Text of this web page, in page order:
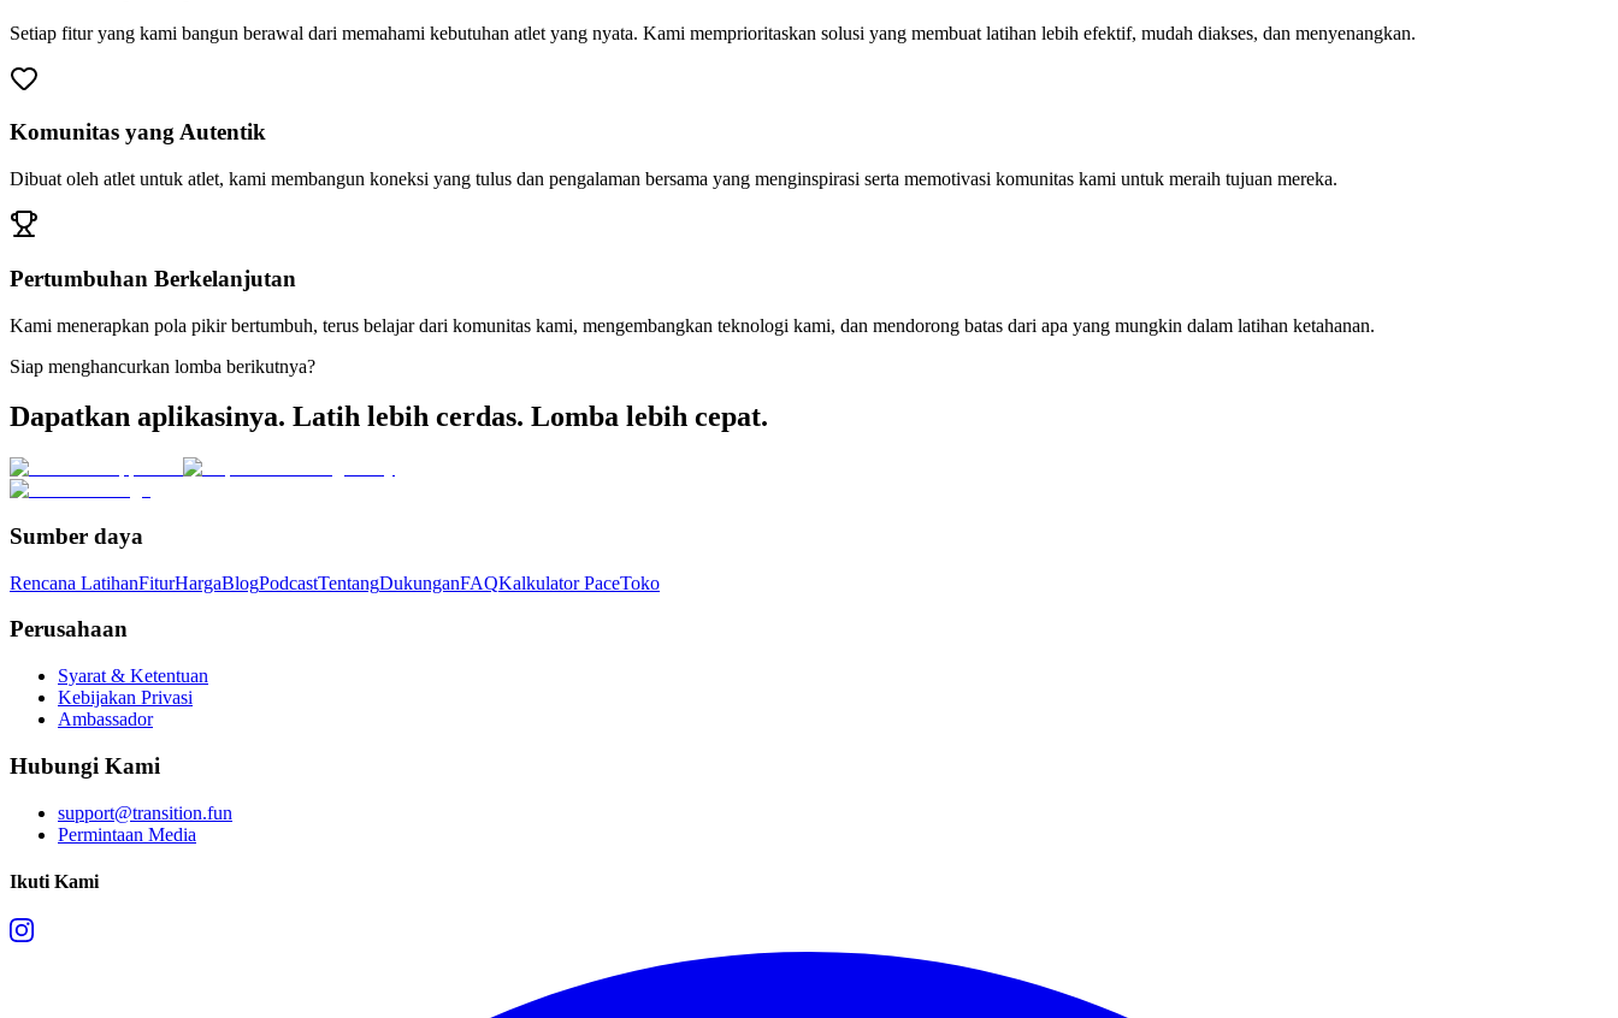
Setiap fitur yang kami bangun berawal dari memahami kebutuhan atlet yang nyata. Kami memprioritaskan solusi yang membuat latihan lebih efektif, mudah diakses, dan menyenangkan.
Komunitas yang Autentik
Dibuat oleh atlet untuk atlet, kami membangun koneksi yang tulus dan pengalaman bersama yang menginspirasi serta memotivasi komunitas kami untuk meraih tujuan mereka.
Pertumbuhan Berkelanjutan
Kami menerapkan pola pikir bertumbuh, terus belajar dari komunitas kami, mengembangkan teknologi kami, dan mendorong batas dari apa yang mungkin dalam latihan ketahanan.
Siap menghancurkan lomba berikutnya?
Dapatkan aplikasinya. Latih lebih cerdas. Lomba lebih cepat.
Sumber daya
Rencana LatihanFiturHargaBlogPodcastTentangDukunganFAQKalkulator PaceToko
Perusahaan
Syarat & Ketentuan
Kebijakan Privasi
Ambassador
Hubungi Kami
support@transition.fun
Permintaan Media
Ikuti Kami